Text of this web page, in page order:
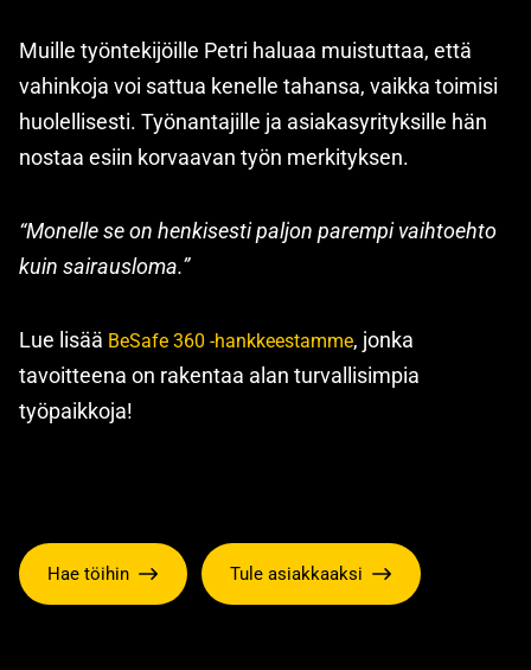
Muille työntekijöille Petri haluaa muistuttaa, että
vahinkoja voi sattua kenelle tahansa, vaikka toimisi
huolellisesti. Työnantajille ja asiakasyrityksille hän
nostaa esiin korvaavan työn merkityksen.
“Monelle se on henkisesti paljon parempi vaihtoehto
kuin sairausloma.”
Lue lisää BeSafe 360 -hankkeestamme, jonka
tavoitteena on rakentaa alan turvallisimpia
työpaikkoja!
Hae töihin Tule asiakkaaksi